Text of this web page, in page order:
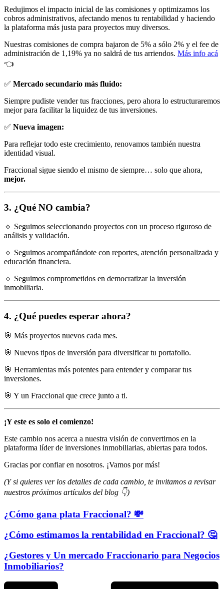
Redujimos el impacto inicial de las comisiones y optimizamos los
cobros administrativos, afectando menos tu rentabilidad y haciendo
la plataforma más justa para proyectos muy diversos.
Nuestras comisiones de compra bajaron de 5% a sólo 2% y el fee de
administración de 1,19% ya no saldrá de tus arriendos. Más info acá
👈
✅ Mercado secundario más fluido:
Siempre pudiste vender tus fracciones, pero ahora lo estructuraremos
mejor para facilitar la liquidez de tus inversiones.
✅ Nueva imagen:
Para reflejar todo este crecimiento, renovamos también nuestra
identidad visual.
Fraccional sigue siendo el mismo de siempre… solo que ahora,
mejor.
3. ¿Qué NO cambia?
🔹 Seguimos seleccionando proyectos con un proceso riguroso de
análisis y validación.
🔹 Seguimos acompañándote con reportes, atención personalizada y
educación financiera.
🔹 Seguimos comprometidos en democratizar la inversión
inmobiliaria.
4. ¿Qué puedes esperar ahora?
🎯 Más proyectos nuevos cada mes.
🎯 Nuevos tipos de inversión para diversificar tu portafolio.
🎯 Herramientas más potentes para entender y comparar tus
inversiones.
🎯 Y un Fraccional que crece junto a ti.
¡Y este es solo el comienzo!
Este cambio nos acerca a nuestra visión de convertirnos en la
plataforma líder de inversiones inmobiliarias, abiertas para todos.
Gracias por confiar en nosotros. ¡Vamos por más!
(Y si quieres ver los detalles de cada cambio, te invitamos a revisar
nuestros próximos artículos del blog 👇)
¿Cómo gana plata Fraccional? 💸
¿Cómo estimamos la rentabilidad en Fraccional? 🤔
¿Gestores y Un mercado Fraccionario para Negocios
Inmobiliarios?